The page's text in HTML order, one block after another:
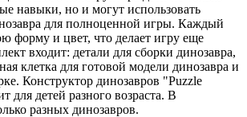
навыки, но и могут использовать
для полноценной игры. Каждый
форму и цвет, что делает игру еще
входит: детали для сборки динозавра,
клетка для готовой модели динозавра и
Конструктор динозавров "Puzzle
для детей разного возраста. В
разных динозавров.